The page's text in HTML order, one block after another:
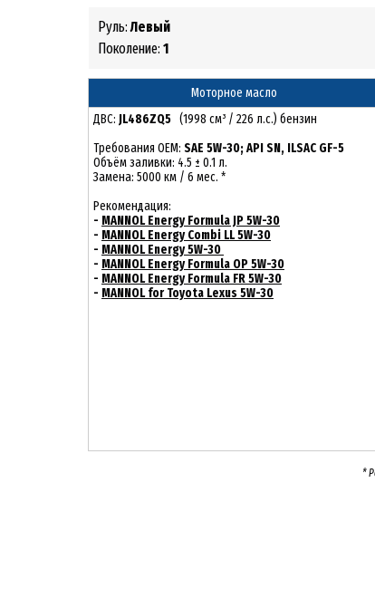
Руль:Левый
Поколение: 1
Моторное масло
ДВС: JL486ZQ5 (1998 см³ / 226 л.с.) бензин
Требования ОЕМ: SAE 5W-30; API SN, ILSAC GF-5
Объём заливки: 4.5 ± 0.1 л.
Замена: 5000 км / 6 мес. *
Рекомендация:
- MANNOL Energy Formula JP 5W-30
- MANNOL Energy Combi LL 5W-30
- MANNOL Energy 5W-30
- MANNOL Energy Formula OP 5W-30
- MANNOL Energy Formula FR 5W-30
- MANNOL for Toyota Lexus 5W-30
*